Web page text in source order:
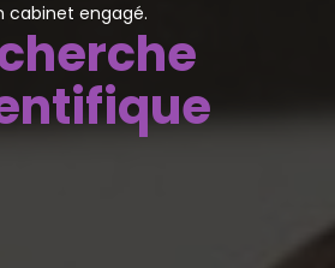
cabinet engagé.